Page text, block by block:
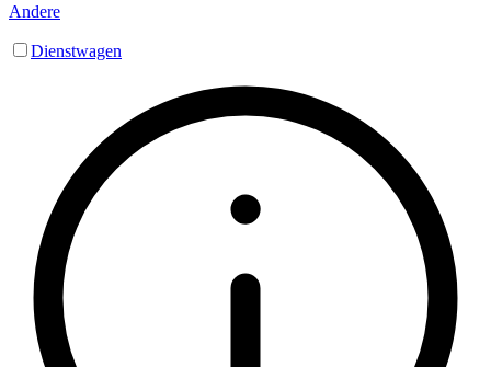
Andere
Dienstwagen